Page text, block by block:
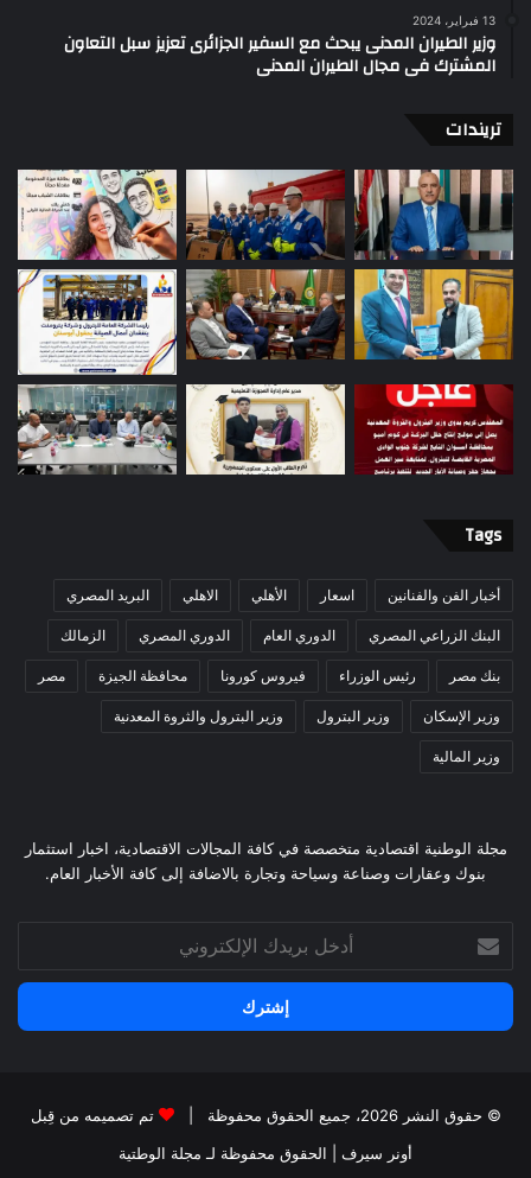
13 فبراير، 2024
وزير الطيران المدنى يبحث مع السفير الجزائرى تعزيز سبل التعاون
المشترك فى مجال الطيران المدنى
تريندات
Tags
أخبار الفن والفنانين اسعار الأهلي الاهلي البريد المصري
البنك الزراعي المصري الدوري العام الدوري المصري الزمالك
بنك مصر رئيس الوزراء فيروس كورونا محافظة الجيزة مصر
وزير الإسكان وزير البترول وزير البترول والثروة المعدنية
وزير المالية
مجلة الوطنية اقتصادية متخصصة في كافة المجالات الاقتصادية، اخبار استثمار
بنوك وعقارات وصناعة وسياحة وتجارة بالاضافة إلى كافة الأخبار العام.
بريدك
الإلكتروني
© حقوق النشر 2026، جميع الحقوق محفوظة |
تم تصميمه من قِبل
أونر سيرف | الحقوق محفوظة لـ مجلة الوطتية